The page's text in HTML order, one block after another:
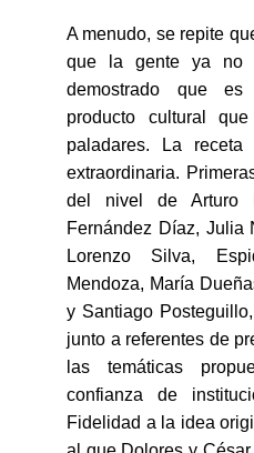
A menudo, se repite
que la gente ya no
demostrado que
producto cultural
paladares. La
extraordinaria.
del nivel de Arturo
Fernández Díaz, Julia
Lorenzo Silva,
Mendoza, María
y Santiago
junto a referentes de
las temáticas
confianza de
Fidelidad a la idea